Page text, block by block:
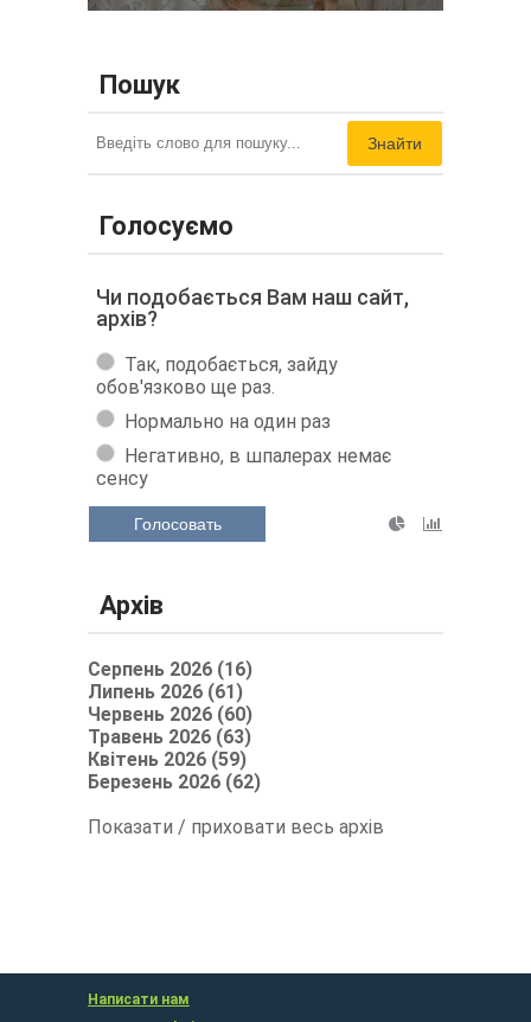
Пошук
Знайти
Голосуємо
Чи подобається Вам наш сайт,
архів?
Так, подобається, зайду
обов'язково ще раз.
Нормально на один раз
Негативно, в шпалерах немає
сенсу
Голосовать
Архів
Серпень 2026 (16)
Липень 2026 (61)
Червень 2026 (60)
Травень 2026 (63)
Квітень 2026 (59)
Березень 2026 (62)
Показати / приховати весь архів
Написати нам